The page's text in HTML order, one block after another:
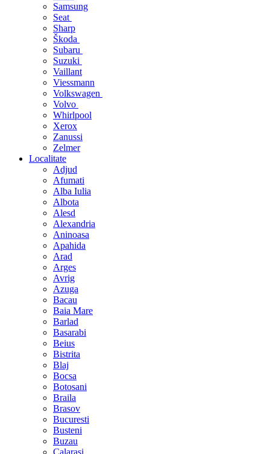
Samsung
Seat
Sharp
Škoda
Subaru
Suzuki
Vaillant
Viessmann
Volkswagen
Volvo
Whirlpool
Xerox
Zanussi
Zelmer
Localitate
Adjud
Afumati
Alba Iulia
Albota
Alesd
Alexandria
Aninoasa
Apahida
Arad
Arges
Avrig
Azuga
Bacau
Baia Mare
Barlad
Basarabi
Beius
Bistrita
Blaj
Bocsa
Botosani
Braila
Brasov
Bucuresti
Busteni
Buzau